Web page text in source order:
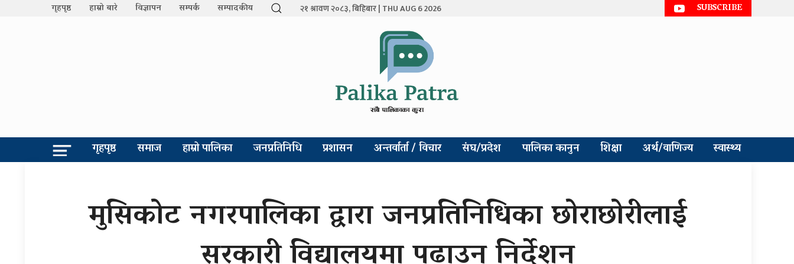
गृहपृष्ठ हाम्रो बारे विज्ञापन सम्पर्क सम्पादकीय २१ श्रावण २०८३, बिहिबार | THU AUG 6 2026 SUBSCRIBE
गृहपृष्ठ समाज हाम्रो पालिका जनप्रतिनिधि प्रशासन अन्तर्वार्ता / विचार संघ/प्रदेश पालिका कानुन शिक्षा अर्थ/वाणिज्य स्वास्थ्य
मुसिकोट नगरपालिका द्वारा जनप्रतिनिधिका छोराछोरीलाई